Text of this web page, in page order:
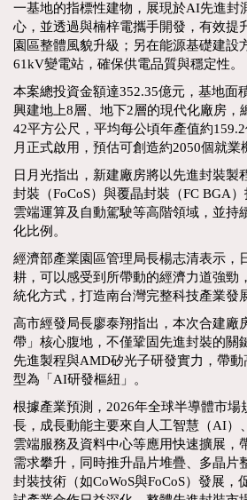
一基地的指標性建物，展現於AI先進封
心，並透過與楠梓電攜手開發，有效提
園區整體風貌升級；另在能源基礎建設
61kV變電站，確保供電品質與穩定性。
本案總投資金額達352.35億元，基地面
興建地上8層、地下2層的現代化廠房，
42平方公尺，平均每公頃年產值約
月正式啟用，預估可創造約2050個就業
日月光指出，新建廠房將以先進封裝製
封裝（FoCoS）與覆晶封裝（FC BGA
雲端運算及自動駕駛等高階領域，並持
化比例。
經濟部產業園區管理局長楊志清表示，
耕，可以感受到所帶動的經濟力道強勁
統化方式，打造南台灣完整科技產業發
高市經發局長廖泰翔指出，本次合建廠
帶」核心腹地，不僅鞏固先進封裝的關
先進製程與AMD矽光子研發實力，帶
型為「AI研發樞紐」。
根據產業預測，2026年全球半導體市場
長，成長動能主要來自人工智慧（AI）
雲端服務及資料中心等應用快速擴展，
需求攀升，同時推升晶片堆疊、多晶片
封裝技術（如CoWoS與FoCoS）發展，